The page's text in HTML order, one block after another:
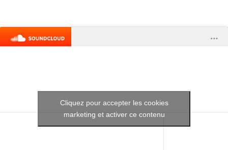
Cliquez pour accepter les cookies
marketing et activer ce contenu